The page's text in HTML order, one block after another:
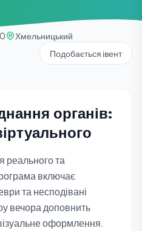
Хмельницький
Подобається івент
органів:
реального та
включає
та несподівані
вечора доповнить
оформлення.